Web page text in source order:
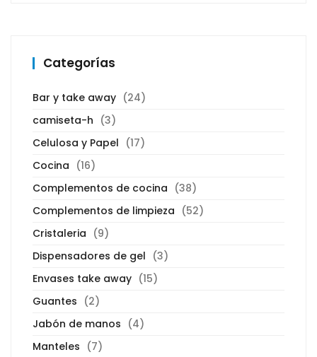
Categorías
Bar y take away (24)
camiseta-h (3)
Celulosa y Papel (17)
Cocina (16)
Complementos de cocina (38)
Complementos de limpieza (52)
Cristaleria (9)
Dispensadores de gel (3)
Envases take away (15)
Guantes (2)
Jabón de manos (4)
Manteles (7)